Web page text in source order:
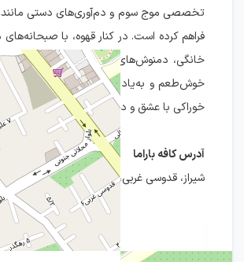
تخصصی موج سوم و دم‌آوری‌های دستی مانند
فراهم کرده است. در کنار قهوه، با
خانگی، دمنوش‌های طبیعی و نوشیدنی‌های
خوش‌طعم و به‌یادماندنی خلق می‌کند. در
خوراکی با عشق و دقت آماده می‌شود.
آدرس کافه باراما
شیراز، قدوسی غربی، خیابان سبحانی، مجتمع امیریه ۱،